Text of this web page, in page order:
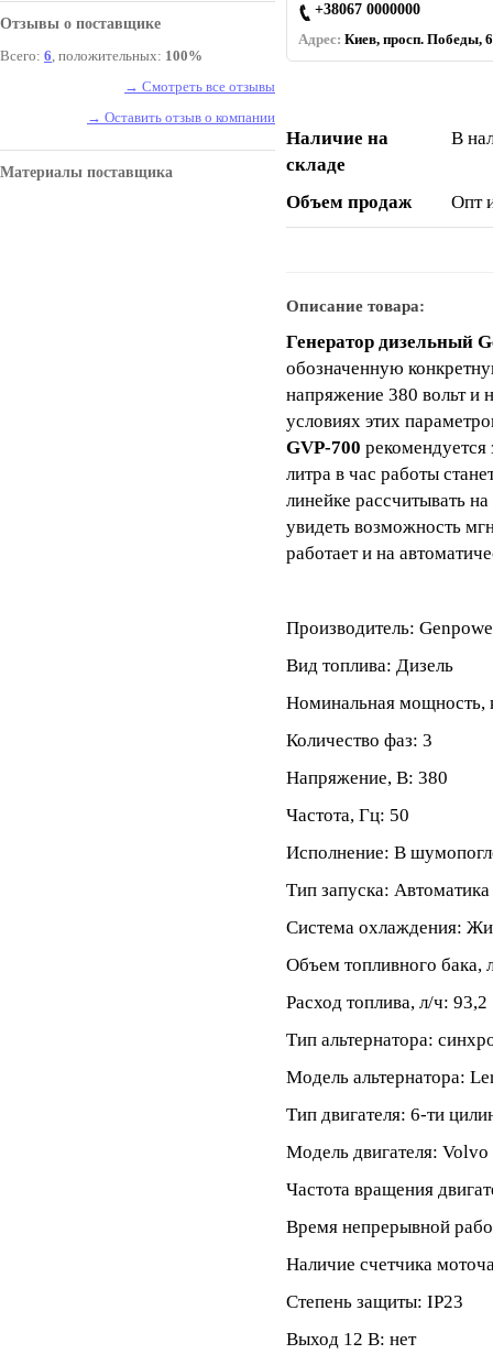
Отзывы о поставщике
Всего: 6, положительных: 100%
→ Смотреть все отзывы
→ Оставить отзыв о компании
Материалы поставщика
+38067 0000000
Адрес: Киев, просп. Победы,
Наличие на
складе
В
Объем продаж Опт
Описание товара:
Генератор дизельный
обозначенную
напряжение 380 вольт и
условиях этих
GVP-700 рекомендуется
литра в час работы
линейке рассчитывать
увидеть возможность
работает и на
Производитель:
Вид топлива: Дизель
Номинальная мощность,
Количество фаз: 3
Напряжение, В: 380
Частота, Гц: 50
Исполнение: В
Тип запуска: Автоматика
Система охлаждения:
Объем топливного бака,
Расход топлива, л/ч: 93,2
Тип альтернатора:
Модель альтернатора:
Тип двигателя: 6-ти
Модель двигателя:
Частота вращения
Время непрерывной
Наличие счетчика
Степень защиты: IP23
Выход 12 В: нет